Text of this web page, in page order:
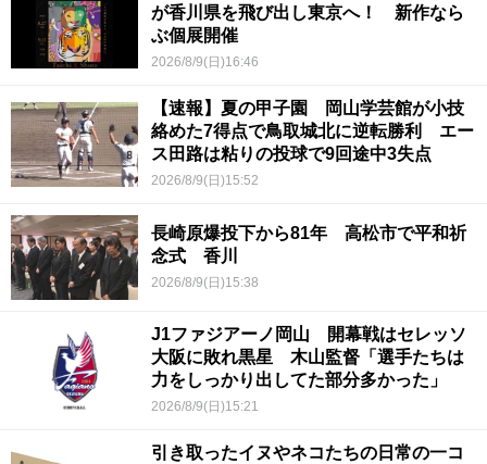
が香川県を飛び出し東京へ！ 新作なら
ぶ個展開催
2026/8/9(日)16:46
【速報】夏の甲子園 岡山学芸館が小技
絡めた7得点で鳥取城北に逆転勝利 エー
ス田路は粘りの投球で9回途中3失点
2026/8/9(日)15:52
長崎原爆投下から81年 高松市で平和祈
念式 香川
2026/8/9(日)15:38
J1ファジアーノ岡山 開幕戦はセレッソ
大阪に敗れ黒星 木山監督「選手たちは
力をしっかり出してた部分多かった」
2026/8/9(日)15:21
引き取ったイヌやネコたちの日常の一コ